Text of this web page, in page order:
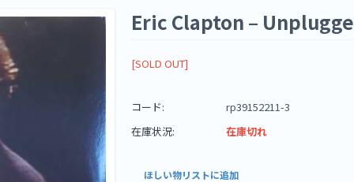
Eric Clapton –
[SOLD OUT]
コード:
rp39152211-3
在庫状況:
在庫切れ
ほしい物リストに追加